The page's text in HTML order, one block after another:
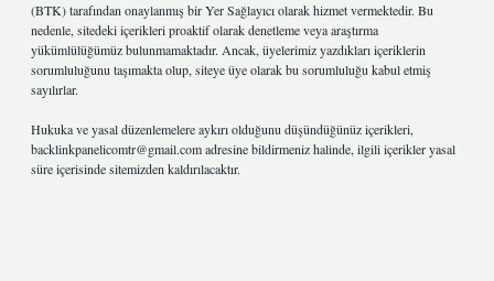
(BTK) tarafından onaylanmış bir Yer Sağlayıcı olarak hizmet vermektedir. Bu
nedenle, sitedeki içerikleri proaktif olarak denetleme veya araştırma
yükümlülüğümüz bulunmamaktadır. Ancak, üyelerimiz yazdıkları içeriklerin
sorumluluğunu taşımakta olup, siteye üye olarak bu sorumluluğu kabul etmiş
sayılırlar.
Hukuka ve yasal düzenlemelere aykırı olduğunu düşündüğünüz içerikleri,
backlinkpanelicomtr@gmail.comadresine bildirmeniz halinde, ilgili içerikler yasal
süre içerisinde sitemizden kaldırılacaktır.